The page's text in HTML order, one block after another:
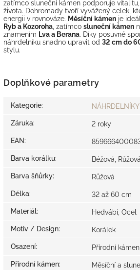
zatímco sluneční kámen podporuje
života. Dohromady tvoří vyvážený celek,
energii v rovnováze. Měsíční kámen je
Ryb a Kozoroha , zatímco sluneční kámen
znamením Lva a Berana. Díky posuvné
náhrdelníku snadno upravit od 32 cm do
stylu.
Doplňkové parametry
Kategorie:
Záruka: 2 roky
EAN:
Barva korálku: Béžová,
Barva šňůrky: Růžová
Délka: 32 až 60 cm
Materiál: Hedvábí, Ocel
Motiv / Design: Korálek
Osazení: Přírodní kámen
Přírodní kámen: Měsíční a